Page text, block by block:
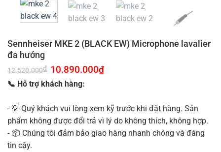
Sennheiser MKE 2 (BLACK EW) Microphone lavalier
đa hướng
12.520.000₫ Giá
gốc
là:
12.520.000₫.
10.890.000₫Giá
📞 Hỗ trợ khách hàng:
- 💡 Quý khách vui lòng xem kỹ trước khi đặt hàng. Sản
phẩm không được đổi trả vì lý do không thích, không hợp.
- 📦 Chúng tôi đảm bảo giao hàng nhanh chóng và đáng
tin cậy.